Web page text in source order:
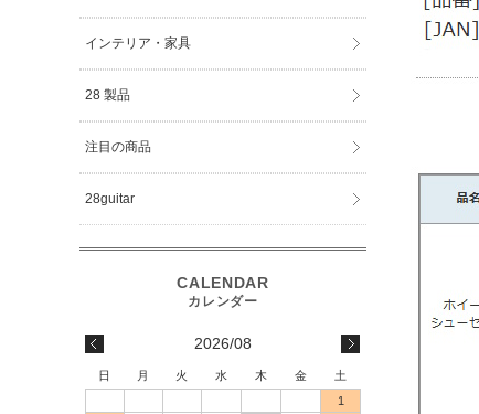
インテリア・家具
28 製品
注目の商品
28guitar
2026/08
日 月 火 水 木 金
土
1